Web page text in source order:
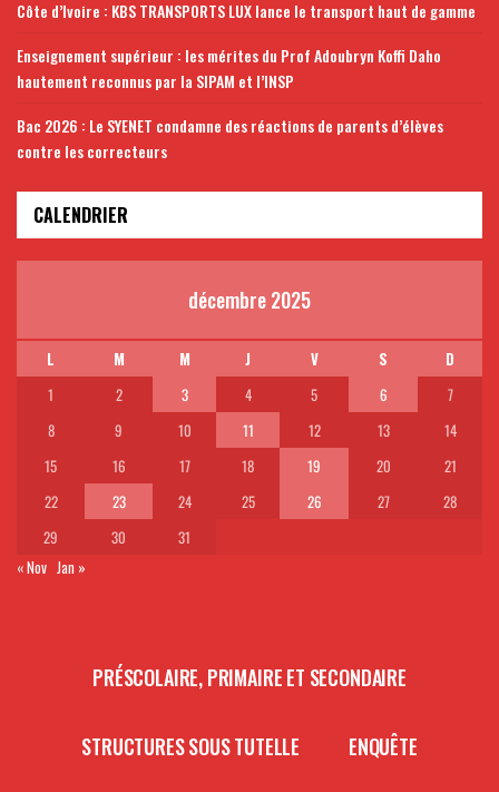
Côte d’Ivoire : KBS TRANSPORTS LUX lance le transport haut de gamme
Enseignement supérieur : les mérites du Prof Adoubryn Koffi Daho
hautement reconnus par la SIPAM et l’INSP
Bac 2026 : Le SYENET condamne des réactions de parents d’élèves
contre les correcteurs
CALENDRIER
décembre 2025
L M M J V S
D
1
2 3 4 5 6
7
8
9 10 11 12 13
14
15
16 17 18 19 20
21
22
23 24 25 26 27
28
29
30
31
« Nov Jan »
PRÉSCOLAIRE, PRIMAIRE ET SECONDAIRE
STRUCTURES SOUS TUTELLE ENQUÊTE